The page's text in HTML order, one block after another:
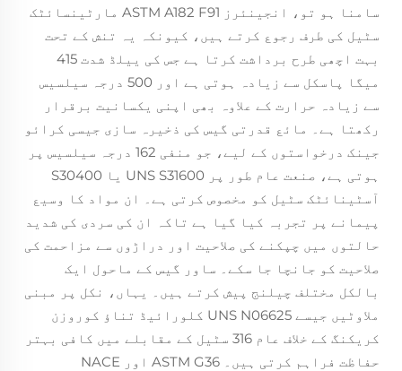
سامنا ہو تو، انجینئرز ASTM A182 F91 مارٹینسائٹک
سٹیل کی طرف رجوع کرتے ہیں، کیونکہ یہ تنش کے تحت
بہت اچھی طرح برداشت کرتا ہے جس کی ییلڈ شدت 415
میگا پاسکل سے زیادہ ہوتی ہے اور 500 درجہ سیلسیس
سے زیادہ حرارت کے علاوہ بھی اپنی یکسانیت برقرار
رکھتا ہے۔ مائع قدرتی گیس کی ذخیرہ سازی جیسی کرائو
جینک درخواستوں کے لیے، جو منفی 162 درجہ سیلسیس پر
ہوتی ہے، صنعت عام طور پر UNS S31600 یا S30400
آسٹینائٹک سٹیل کو مخصوص کرتی ہے۔ ان مواد کا وسیع
پیمانے پر تجربہ کیا گیا ہے تاکہ ان کی سردی کی شدید
حالتوں میں چپکنے کی صلاحیت اور دراڑوں سے مزاحمت کی
صلاحیت کو جانچا جا سکے۔ ساور گیس کے ماحول ایک
بالکل مختلف چیلنج پیش کرتے ہیں۔ یہاں، نکل پر مبنی
ملاوٹیں جیسے UNS N06625 کلورائیڈ تناؤ کوروزن
کریکنگ کے خلاف عام 316 سٹیل کے مقابلے میں کافی بہتر
حفاظت فراہم کرتی ہیں۔ ASTM G36 اور NACE